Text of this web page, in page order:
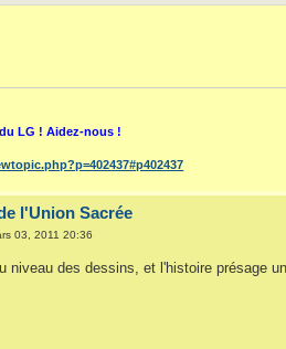
LG ! Aidez-nous !
l'Union Sacrée
03, 2011 20:36
niveau des dessins, et l'histoire présage